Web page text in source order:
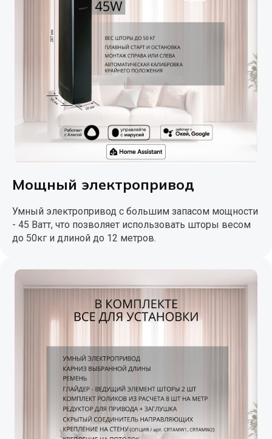
Мощный электропривод
Умный электропривод с большим запасом мощности
- 45 Ватт, что позволяет использовать шторы весом
до 50кг и длиной до 12 метров.